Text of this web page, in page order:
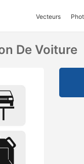
Vecteurs
De Voiture